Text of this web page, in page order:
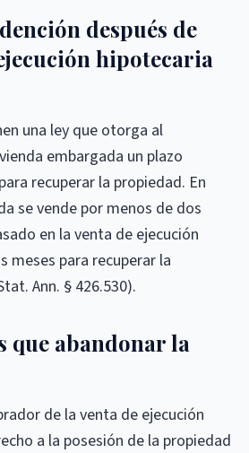
después de
hipotecaria
una ley que otorga al
embargada un plazo
recuperar la propiedad. En
se vende por menos de dos
en la venta de ejecución
meses para recuperar la
Ann. § 426.530).
que abandonar la
de la venta de ejecución
a la posesión de la propiedad